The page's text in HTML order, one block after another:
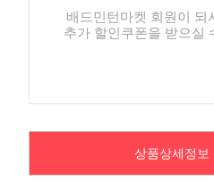
배드민턴마켓 회원이 되
추가 할인쿠폰을 받으실
상품상세정보